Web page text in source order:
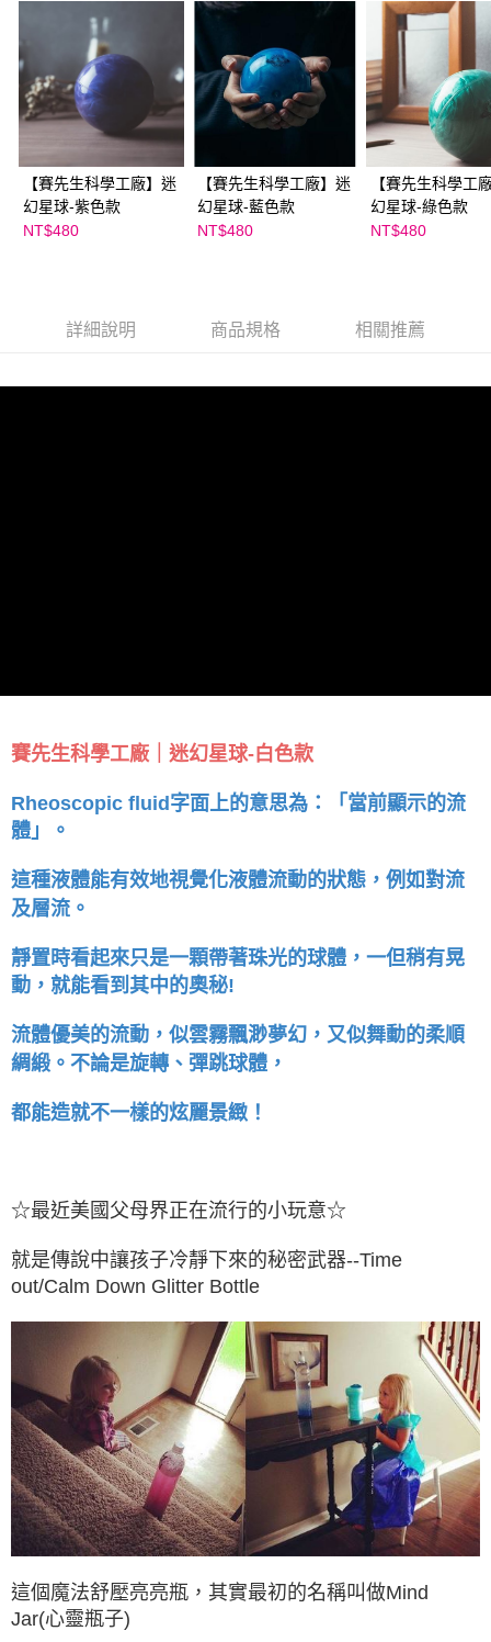
恩沛科技股份有限公司將有權停止該用戶之使用額度並採取法律行動。
【賽先生科學工廠】迷
幻星球-紫色款
NT$480
【賽先生科學工廠】迷
幻星球-藍色款
NT$480
【賽先生科學工
幻星球-綠色款
NT$480
詳細說明 商品規格 相關推薦
賽先生科學工廠｜迷幻星球-白色款
Rheoscopic fluid字面上的意思為：「當前顯示的流
體」。
這種液體能有效地視覺化液體流動的狀態，例如對流
及層流。
靜置時看起來只是一顆帶著珠光的球體，一但稍有晃
動，就能看到其中的奧秘!
流體優美的流動，似雲霧飄渺夢幻，又似舞動的柔順
綢緞。不論是旋轉、彈跳球體，
都能造就不一樣的炫麗景緻！
☆最近美國父母界正在流行的小玩意☆
就是傳說中讓孩子冷靜下來的秘密武器--Time
out/Calm Down Glitter Bottle
這個魔法舒壓亮亮瓶，其實最初的名稱叫做Mind
Jar(心靈瓶子)